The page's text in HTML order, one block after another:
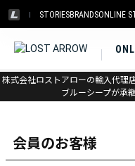
STORIESBRANDSONLINE
株式会社ロストアローの輸入代理
ブルーシープが承
ログイン
会員のお客様